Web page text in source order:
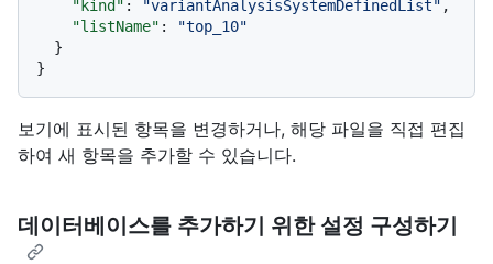
"kind" : "variantAnalysisSystemDefinedList" ,
"listName" :
"top_10"
}
}
보기에 표시된 항목을 변경하거나, 해당 파일을 직접 편집
하여 새 항목을 추가할 수 있습니다.
데이터베이스를 추가하기 위한 설정 구성하기